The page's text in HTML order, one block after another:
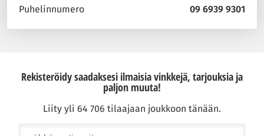
Puhelinnumero 09 6939 9301
Rekisteröidy saadaksesi ilmaisia vinkkejä, tarjouksia ja
paljon muuta!
Liity yli 64 706 tilaajaan joukkoon tänään.